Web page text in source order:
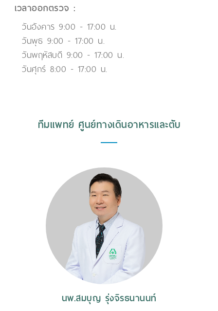
เวลาออกตรวจ :
วันอังคาร 9:00 - 17:00 น.
วันพุธ 9:00 - 17:00 น.
วันพฤหัสบดี 9:00 - 17:00 น.
วันศุกร์ 8:00 - 17:00 น.
ทีมแพทย์ ศูนย์ทางเดินอาหารและตับ
นพ.สมบุญ รุ่งจิรธนานนท์